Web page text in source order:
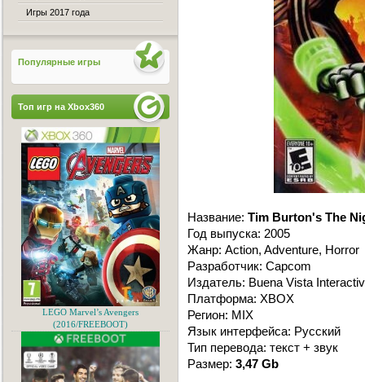
Название: Tim Burton's The
Год выпуска: 2005
Жанр: Action, Adventure, Horror
Разработчик: Capcom
Издатель: Buena Vista
Платформа: XBOX
Регион: MIX
Язык интерфейса: Русский
Тип перевода: текст + звук
Размер: 3,47 Gb
Игры 2017 года
Популярные игры
Топ игр на Xbox360
LEGO Marvel’s Avengers
(2016/FREEBOOT)